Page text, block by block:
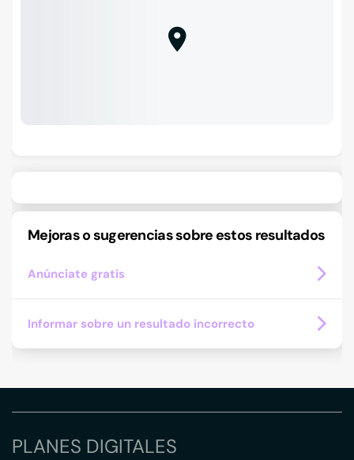
Mejoras o sugerencias sobre estos resultados
Anúnciate gratis
Informar sobre un resultado incorrecto
PLANES DIGITALES